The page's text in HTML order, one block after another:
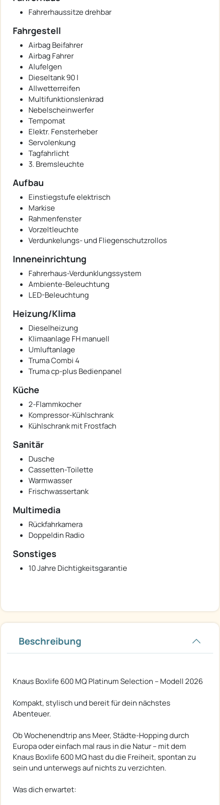
Fahrerhaussitze drehbar
Fahrgestell
Airbag Beifahrer
Airbag Fahrer
Alufelgen
Dieseltank 90 l
Allwetterreifen
Multifunktionslenkrad
Nebelscheinwerfer
Tempomat
Elektr. Fensterheber
Servolenkung
Tagfahrlicht
3. Bremsleuchte
Aufbau
Einstiegstufe elektrisch
Markise
Rahmenfenster
Vorzeltleuchte
Verdunkelungs- und Fliegenschutzrollos
Inneneinrichtung
Fahrerhaus-Verdunklungssystem
Ambiente-Beleuchtung
LED-Beleuchtung
Heizung/Klima
Dieselheizung
Klimaanlage FH manuell
Umluftanlage
Truma Combi 4
Truma cp-plus Bedienpanel
Küche
2-Flammkocher
Kompressor-Kühlschrank
Kühlschrank mit Frostfach
Sanitär
Dusche
Cassetten-Toilette
Warmwasser
Frischwassertank
Multimedia
Rückfahrkamera
Doppeldin Radio
Sonstiges
10 Jahre Dichtigkeitsgarantie
Beschreibung
Knaus Boxlife 600 MQ Platinum Selection – Modell 2026
Kompakt, stylisch und bereit für dein nächstes
Abenteuer.
Ob Wochenendtrip ans Meer, Städte-Hopping durch
Europa oder einfach mal raus in die Natur – mit dem
Knaus Boxlife 600 MQ hast du die Freiheit, spontan zu
sein und unterwegs auf nichts zu verzichten.
Was dich erwartet: